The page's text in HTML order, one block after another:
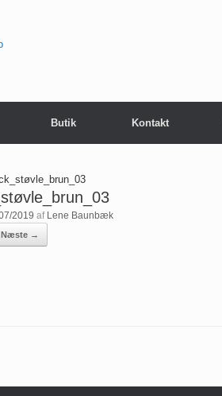
Butik Kontakt
2019 af Lene Baunbæk
Næste →